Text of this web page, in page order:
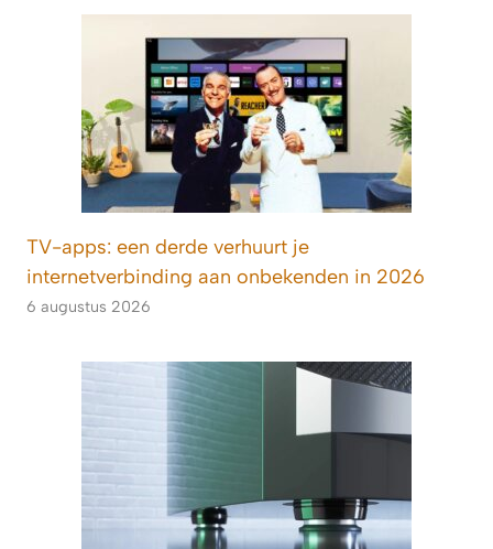
TV-apps: een derde verhuurt je
internetverbinding aan onbekenden in 2026
6 augustus 2026